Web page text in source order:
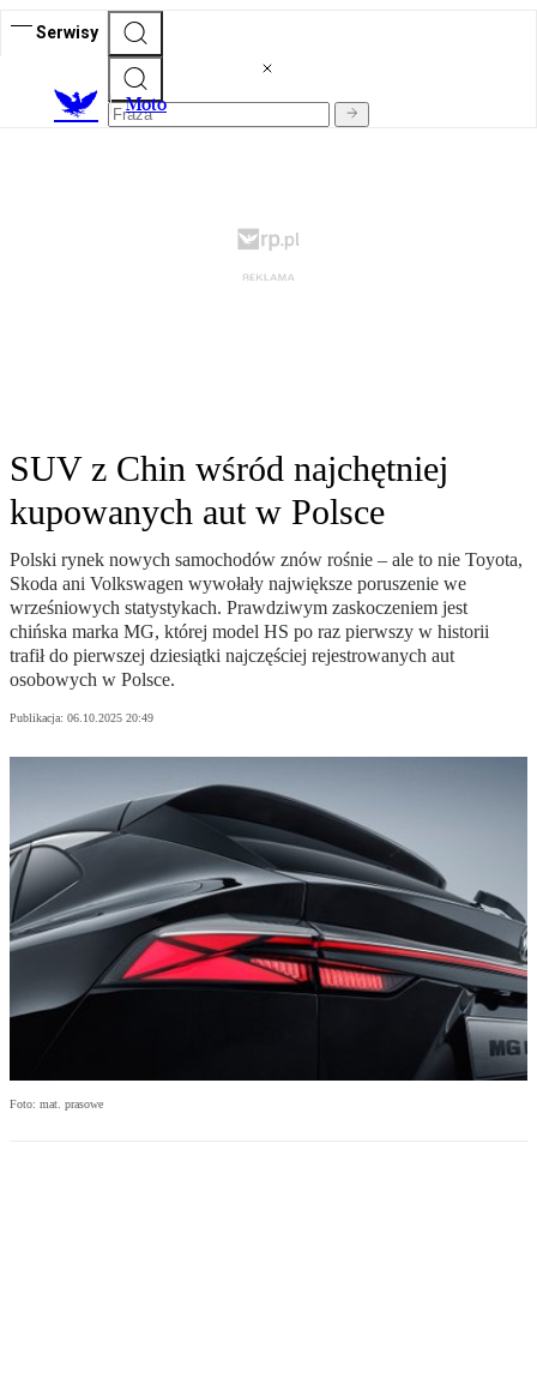
Serwisy
Moto
SUV z Chin wśród najchętniej
kupowanych aut w Polsce
Polski rynek nowych samochodów znów rośnie – ale to nie Toyota,
Skoda ani Volkswagen wywołały największe poruszenie we
wrześniowych statystykach. Prawdziwym zaskoczeniem jest
chińska marka MG, której model HS po raz pierwszy w historii
trafił do pierwszej dziesiątki najczęściej rejestrowanych aut
osobowych w Polsce.
Publikacja: 06.10.2025 20:49
Foto: mat. prasowe